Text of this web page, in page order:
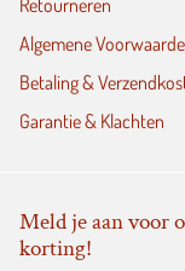
Retourneren
Algemene
Betaling &
Garantie & Klachten
Meld je aan voor
korting!